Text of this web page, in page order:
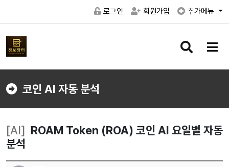
로그인 회원가입 추가메뉴
검
버
메
버
코인 AI 자동 분석
[AI] ROAM Token (ROA) 코인 AI 요일별 자동
분석